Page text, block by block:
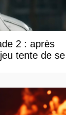
2 : après
tente de se